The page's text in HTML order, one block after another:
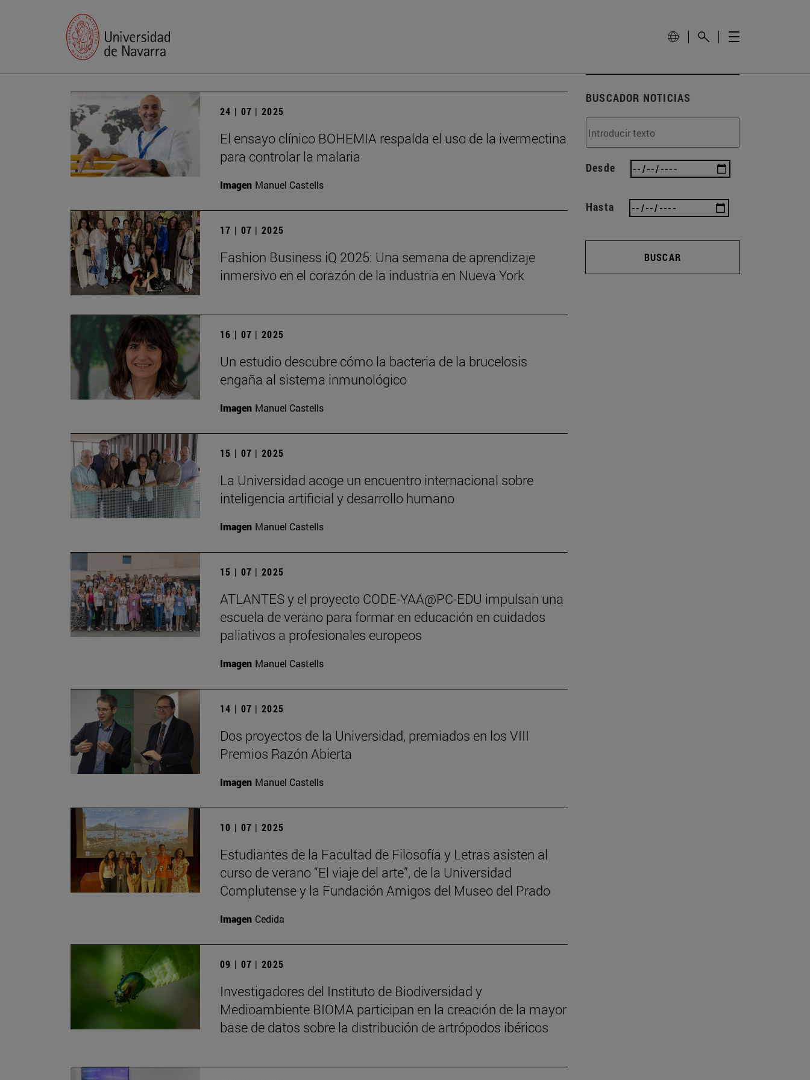
24 | 07 | 2025
El ensayo clínico BOHEMIA respalda el uso de la ivermectina
para controlar la malaria
Imagen Manuel Castells
17 | 07 | 2025
Fashion Business iQ 2025: Una semana de aprendizaje
inmersivo en el corazón de la industria en Nueva York
16 | 07 | 2025
Un estudio descubre cómo la bacteria de la brucelosis
engaña al sistema inmunológico
Imagen Manuel Castells
15 | 07 | 2025
La Universidad acoge un encuentro internacional sobre
inteligencia artificial y desarrollo humano
Imagen Manuel Castells
15 | 07 | 2025
ATLANTES y el proyecto CODE-YAA@PC-EDU impulsan una
escuela de verano para formar en educación en cuidados
paliativos a profesionales europeos
Imagen Manuel Castells
14 | 07 | 2025
Dos proyectos de la Universidad, premiados en los VIII
Premios Razón Abierta
Imagen Manuel Castells
10 | 07 | 2025
Estudiantes de la Facultad de Filosofía y Letras asisten al
curso de verano “El viaje del arte”, de la Universidad
Complutense y la Fundación Amigos del Museo del Prado
Imagen Cedida
09 | 07 | 2025
Investigadores del Instituto de Biodiversidad y
Medioambiente BIOMA participan en la creación de la mayor
base de datos sobre la distribución de artrópodos ibéricos
BUSCADOR NOTICIAS
Desde
Hasta
BUSCAR